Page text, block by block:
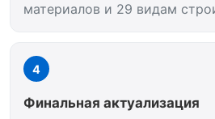
материалов и 29 видам
4
Финальная актуализация